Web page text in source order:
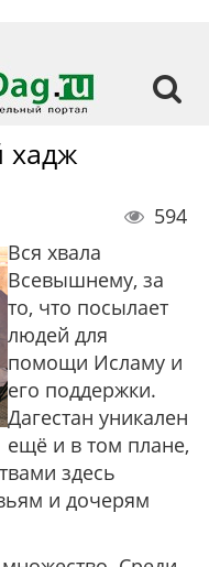
хадж
594
Вся хвала
Всевышнему, за
то, что посылает
людей для
помощи Исламу и
его поддержки.
Дагестан уникален
ещё и в том плане,
здесь
и дочерям